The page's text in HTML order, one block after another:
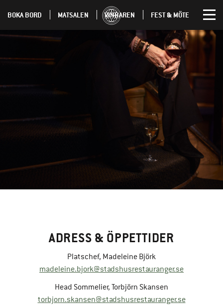
BOKA BORD MATSALEN VINBAREN FEST & MÖTE
ADRESS & ÖPPETTIDER
Platschef, Madeleine Björk
madeleine.bjork@stadshusrestauranger.se
Head Sommelier, Torbjörn Skansen
torbjorn.skansen@stadshusrestauranger.se